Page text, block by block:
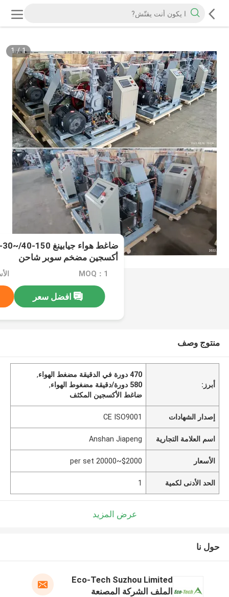
1
/
1
أكسجين مضخم سوبر شاحن
MOQ：1
افضل سعر
منتوج وصف
أبرز:
470 دورة في الدقيقة مضغط الهواء
,
580 دورة/دقيقة مضغوط الهواء
,
ضاغط الأكسجين المكثف
إصدار الشهادات CE ISO9001
اسم العلامة التجارية Anshan Jiapeng
الأسعار $2000~20000 per set
الحد الأدنى لكمية 1
عرض المزيد
حول نا
Eco-Tech Suzhou Limited
الملف الشركة المصنعة